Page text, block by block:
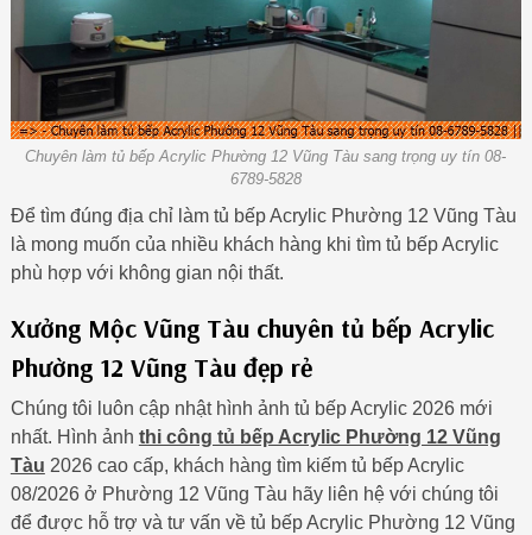
Chuyên làm tủ bếp Acrylic Phường 12 Vũng Tàu sang trọng uy tín 08-
6789-5828
Để tìm đúng địa chỉ làm tủ bếp Acrylic Phường 12 Vũng Tàu
là mong muốn của nhiều khách hàng khi tìm tủ bếp Acrylic
phù hợp với không gian nội thất.
Xưởng Mộc Vũng Tàu chuyên tủ bếp Acrylic
Phường 12 Vũng Tàu đẹp rẻ
Chúng tôi luôn cập nhật hình ảnh tủ bếp Acrylic 2026 mới
nhất. Hình ảnh thi công tủ bếp Acrylic Phường 12 Vũng
Tàu 2026 cao cấp, khách hàng tìm kiếm tủ bếp Acrylic
08/2026 ở Phường 12 Vũng Tàu hãy liên hệ với chúng tôi
để được hỗ trợ và tư vấn về tủ bếp Acrylic Phường 12 Vũng